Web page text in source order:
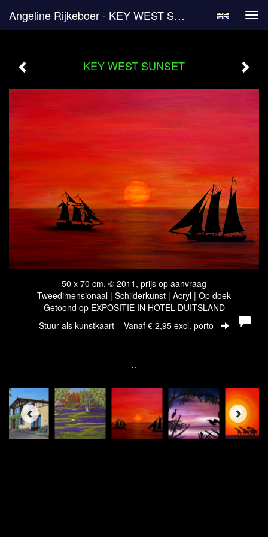
Angeline Rijkeboer - KEY WEST SUNSET
KEY WEST SUNSET
50 x 70 cm, © 2011, prijs op aanvraag
Tweedimensionaal | Schilderkunst | Acryl | Op doek
Getoond op EXPOSITIE IN HOTEL DUITSLAND
Stuur als kunstkaart Vanaf € 2,95 excl. porto
..